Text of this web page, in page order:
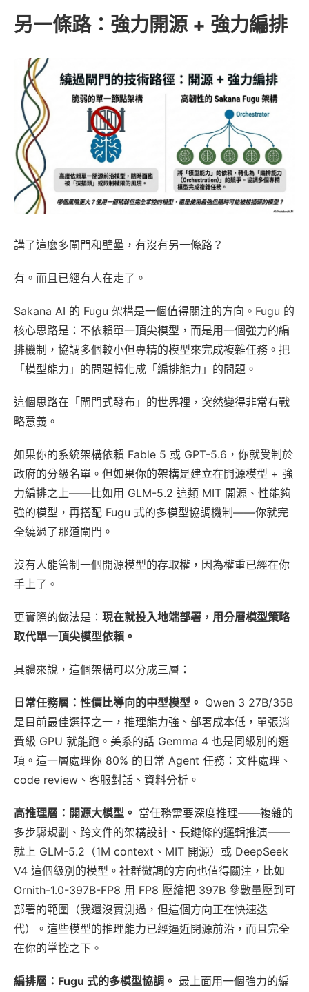
另一條路：強力開源 + 強力編排
講了這麼多閘門和壁壘，有沒有另一條路？
有。而且已經有人在走了。
Sakana AI 的 Fugu 架構是一個值得關注的方向。Fugu 的
核心思路是：不依賴單一頂尖模型，而是用一個強力的編
排機制，協調多個較小但專精的模型來完成複雜任務。把
「模型能力」的問題轉化成「編排能力」的問題。
這個思路在「閘門式發布」的世界裡，突然變得非常有戰
略意義。
如果你的系統架構依賴 Fable 5 或 GPT-5.6，你就受制於
政府的分級名單。但如果你的架構是建立在開源模型 + 強
力編排之上——比如用 GLM-5.2 這類 MIT 開源、性能夠
強的模型，再搭配 Fugu 式的多模型協調機制——你就完
全繞過了那道閘門。
沒有人能管制一個開源模型的存取權，因為權重已經在你
手上了。
更實際的做法是： 現在就投入地端部署，用分層模型策略
取代單一頂尖模型依賴。
具體來說，這個架構可以分成三層：
日常任務層：性價比導向的中型模型。 Qwen 3 27B/35B
是目前最佳選擇之一，推理能力強、部署成本低，單張消
費級 GPU 就能跑。美系的話 Gemma 4 也是同級別的選
項。這一層處理你 80% 的日常 Agent 任務：文件處理、
code review、客服對話、資料分析。
高推理層：開源大模型。 當任務需要深度推理——複雜的
多步驟規劃、跨文件的架構設計、長鏈條的邏輯推演——
就上 GLM-5.2（1M context、MIT 開源）或 DeepSeek
V4 這個級別的模型。社群微調的方向也值得關注，比如
Ornith-1.0-397B-FP8 用 FP8 壓縮把 397B 參數量壓到可
部署的範圍（我還沒實測過，但這個方向正在快速迭
代）。這些模型的推理能力已經逼近閉源前沿，而且完全
在你的掌控之下。
編排層：Fugu 式的多模型協調。 最上面用一個強力的編